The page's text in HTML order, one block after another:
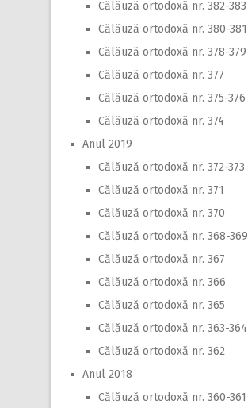
Călăuză ortodoxă nr. 382-383
Călăuză ortodoxă nr. 380-381
Călăuză ortodoxă nr. 378-379
Călăuză ortodoxă nr. 377
Călăuză ortodoxă nr. 375-376
Călăuză ortodoxă nr. 374
Anul 2019
Călăuză ortodoxă nr. 372-373
Călăuză ortodoxă nr. 371
Călăuză ortodoxă nr. 370
Călăuză ortodoxă nr. 368-369
Călăuză ortodoxă nr. 367
Călăuză ortodoxă nr. 366
Călăuză ortodoxă nr. 365
Călăuză ortodoxă nr. 363-364
Călăuză ortodoxă nr. 362
Anul 2018
Călăuză ortodoxă nr. 360-361